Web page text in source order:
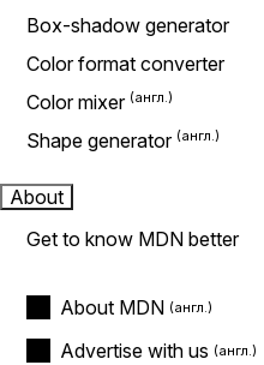
Box-shadow generator
Color format converter
Color mixer
Shape generator
About
Get to know MDN better
About MDN
Advertise with us